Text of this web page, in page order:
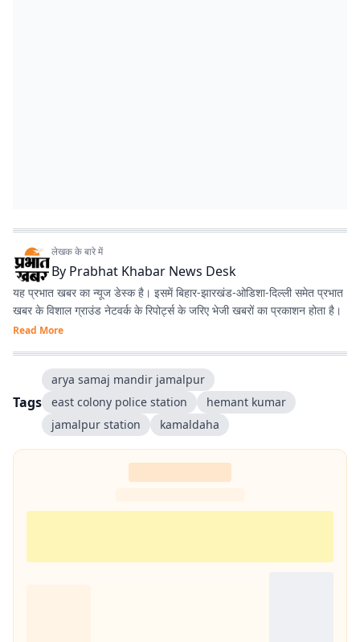
लेखक के बारे में
By Prabhat Khabar News Desk
यह प्रभात खबर का न्यूज डेस्क है। इसमें बिहार-झारखंड-ओडिशा-दिल्‍ली समेत प्रभात
खबर के विशाल ग्राउंड नेटवर्क के रिपोर्ट्स के जरिए भेजी खबरों का प्रकाशन होता है।
Read More
Tags
arya samaj mandir jamalpur
east colony police station
hemant kumar
jamalpur station
kamaldaha